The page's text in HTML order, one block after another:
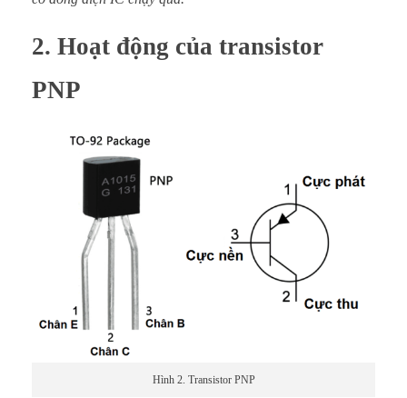
2. Hoạt động của transistor
PNP
Hình 2. Transistor PNP